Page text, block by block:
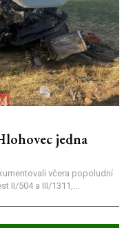
jedna
včera popoludní
II/504 a III/1311,...